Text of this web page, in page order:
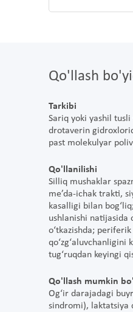
Qo'llash
Tarkibi
Sariq yoki yashil
drotaverin
past molekulyar
Qo'llanilishi
Silliq mushaklar
me’da-ichak trakti,
kasalligi bilan
ushlanishi
o‘tkazishda;
qo‘zg‘aluvchanligini
tug‘ruqdan keyingi
Qo'llash mumkin
Og‘ir darajadagi
sindromi), laktatsiya